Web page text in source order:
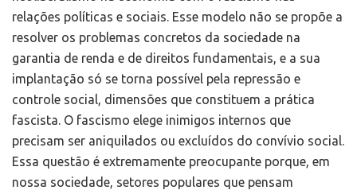
relações políticas e sociais. Esse modelo não se propõe a
resolver os problemas concretos da sociedade na
garantia de renda e de direitos fundamentais, e a sua
implantação só se torna possível pela repressão e
controle social, dimensões que constituem a prática
fascista. O fascismo elege inimigos internos que
precisam ser aniquilados ou excluídos do convívio social.
Essa questão é extremamente preocupante porque, em
nossa sociedade, setores populares que pensam